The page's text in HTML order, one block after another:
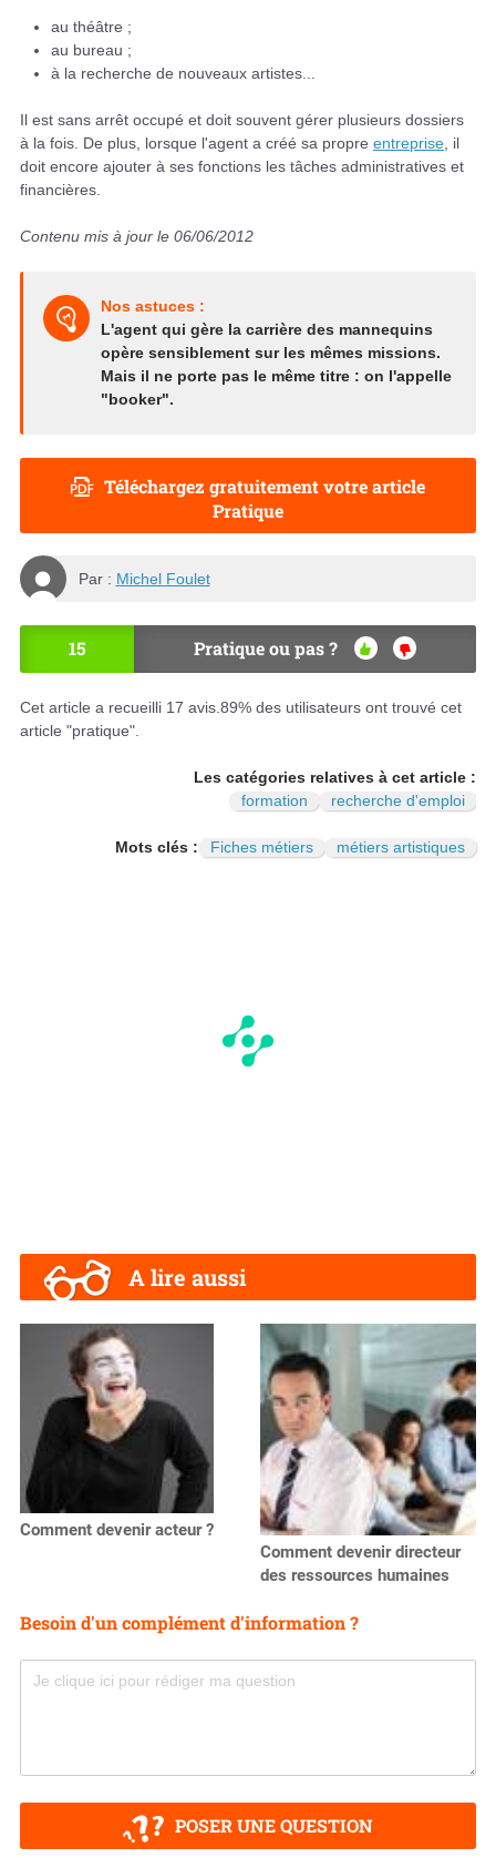
au théâtre ;
au bureau ;
à la recherche de nouveaux artistes...
Il est sans arrêt occupé et doit souvent gérer plusieurs dossiers
à la fois. De plus, lorsque l'agent a créé sa propre entreprise , il
doit encore ajouter à ses fonctions les tâches administratives et
financières.
Contenu mis à jour le 06/06/2012
Nos astuces :
L'agent qui gère la carrière des mannequins
opère sensiblement sur les mêmes missions.
Mais il ne porte pas le même titre : on l'appelle
"booker".
Téléchargez gratuitement votre article
Pratique
Par : Michel Foulet
15 Pratique ou pas ?
OU
NO
N
Cet article a recueilli 17 avis. 89% des utilisateurs ont trouvé cet
article "pratique".
Les catégories relatives à cet article :
formation
recherche d'emploi
Mots clés : Fiches métiers métiers artistiques
A lire aussi
Comment devenir acteur ?
Comment devenir directeur
des ressources humaines
Besoin d'un complément d'information ?
POSER UNE QUESTION